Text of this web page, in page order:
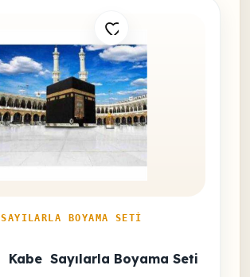
SAYILARLA BOYAMA SETI
Kabe  Sayılarla Boyama Seti